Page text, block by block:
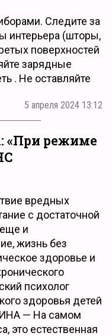
Следите за
интерьера (шторы,
поверхностей
зарядные
. Не оставляйте
5 апреля 2024 13:12
«При режиме
вредных
с достаточной
и
жизнь без
здоровье и
психолог
здоровья детей
— На самом
это естественная